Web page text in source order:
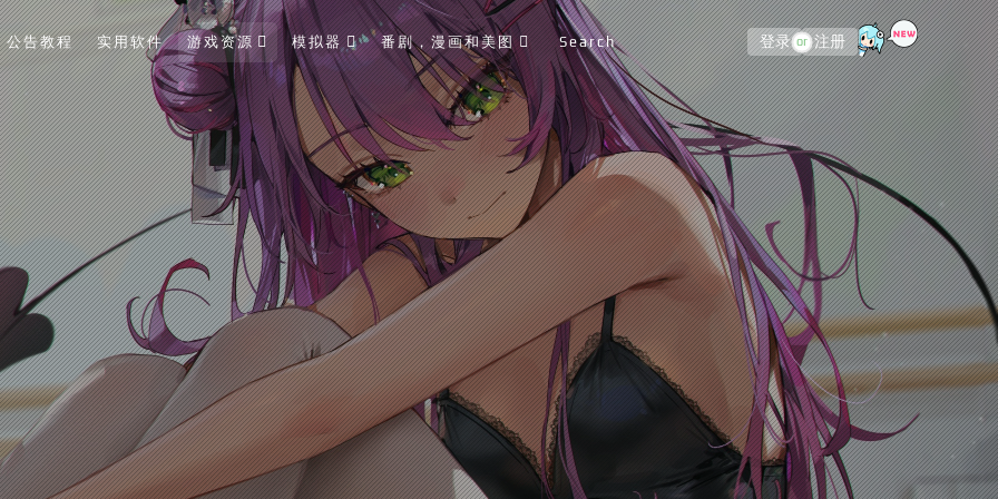
公告教程 实用软件 游戏资源 模拟器 番剧，漫画和美图 Search 登录 or 注册